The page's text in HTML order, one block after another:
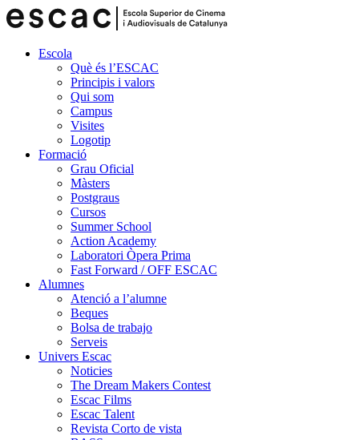
Escola
Què és l’ESCAC
Principis i valors
Qui som
Campus
Visites
Logotip
Formació
Grau Oficial
Màsters
Postgraus
Cursos
Summer School
Action Academy
Laboratori Òpera Prima
Fast Forward / OFF ESCAC
Alumnes
Atenció a l’alumne
Beques
Bolsa de trabajo
Serveis
Univers Escac
Noticies
The Dream Makers Contest
Escac Films
Escac Talent
Revista Corto de vista